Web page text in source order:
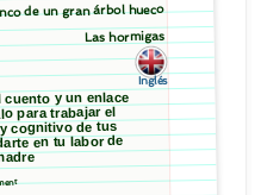
de un gran árbol hueco
Las hormigas
Inglés
y un enlace
para trabajar el
cognitivo de tus
en tu labor de